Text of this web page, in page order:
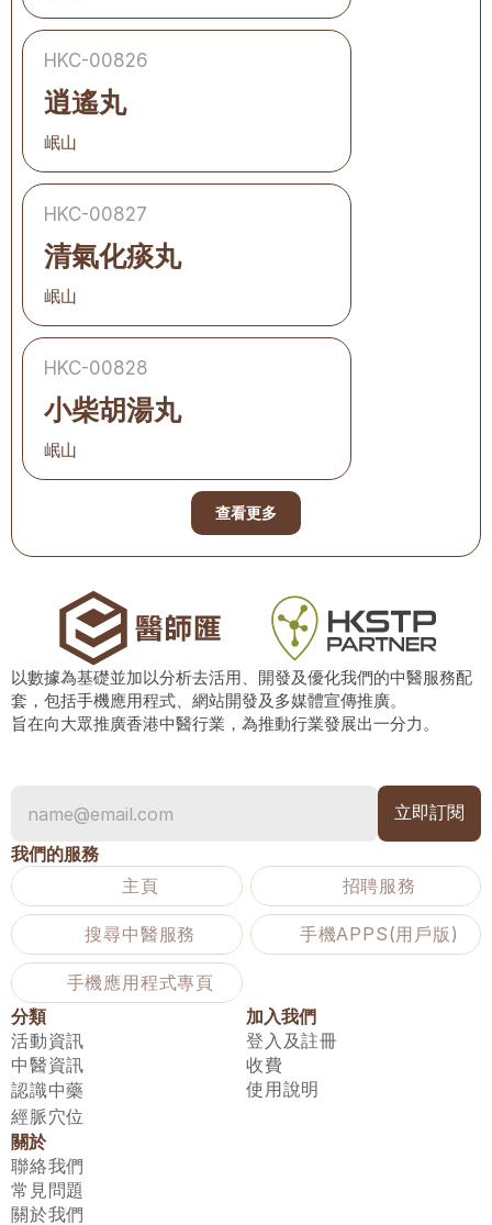
HKC-00826
逍遙丸
岷山
HKC-00827
清氣化痰丸
岷山
HKC-00828
小柴胡湯丸
岷山
查看更多
以數據為基礎並加以分析去活用、開發及優化我們的中醫服務配
套，包括手機應用程式、網站開發及多媒體宣傳推廣。
旨在向大眾推廣香港中醫行業，為推動行業發展出一分力。
我們的服務
主頁
招聘服務
搜尋中醫服務 手機APPS(用戶版)
手機應用程式專頁
分類
活動資訊
中醫資訊
認識中藥
經脈穴位
加入我們
登入及註冊
收費
使用說明
關於
聯絡我們
常見問題
關於我們